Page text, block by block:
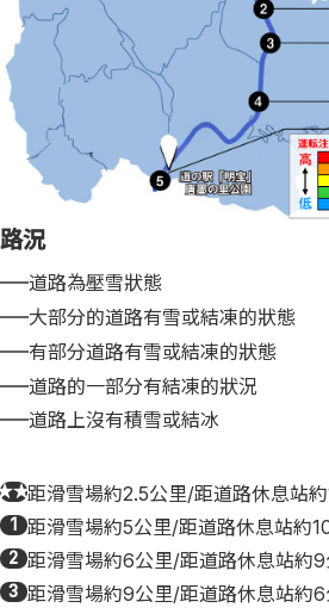
路況
道路為壓雪狀態
大部分的道路有雪或結凍的狀態
有部分道路有雪或結凍的狀態
道路的一部分有結凍的狀況
道路上沒有積雪或結冰
距滑雪場約2.5公里/距道路休息站
1 距滑雪場約5公里/距道路休息站約
2 距滑雪場約6公里/距道路休息站約9
3 距滑雪場約9公里/距道路休息站約6